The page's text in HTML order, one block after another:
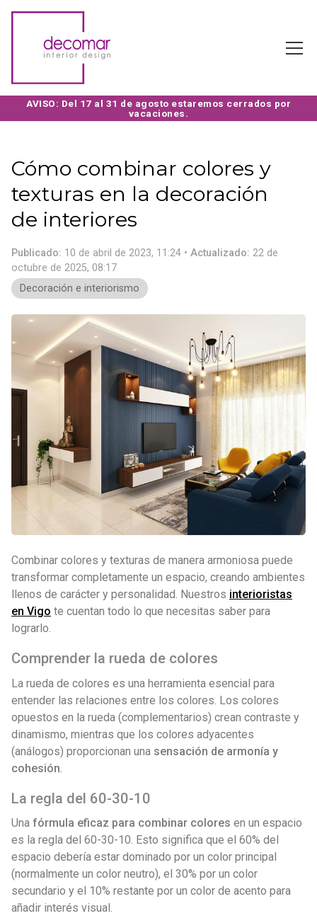
Cómo combinar colores y
texturas en la decoración
de interiores
Publicado: 10 de abril de 2023, 11:24 Actualizado: 22 de
octubre de 2025, 08:17
Decoración e interiorismo
Combinar colores y texturas de manera armoniosa puede
transformar completamente un espacio, creando ambientes
llenos de carácter y personalidad. Nuestros interioristas
en Vigo te cuentan todo lo que necesitas saber para
lograrlo.
Comprender la rueda de colores
La rueda de colores es una herramienta esencial para
entender las relaciones entre los colores. Los colores
opuestos en la rueda (complementarios) crean contraste y
dinamismo, mientras que los colores adyacentes
(análogos) proporcionan una sensación de armonía y
cohesión
La regla del 60-30-10
Una fórmula eficaz para combinar colores en un espacio
es la regla del 60-30-10. Esto significa que el 60% del
espacio debería estar dominado por un color principal
(normalmente un color neutro), el 30% por un color
secundario y el 10% restante por un color de acento para
añadir interés visual.